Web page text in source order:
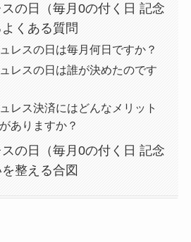
の日（毎月0の付く日 記念
くある質問
レスの日は毎月何日ですか？
レスの日は誰が決めたのです
レス決済にはどんなメリット
ありますか？
の日（毎月0の付く日 記念
整える合図